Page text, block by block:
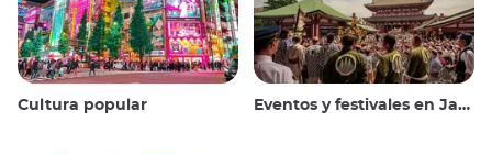
Cultura popular Eventos y festivales en Japón